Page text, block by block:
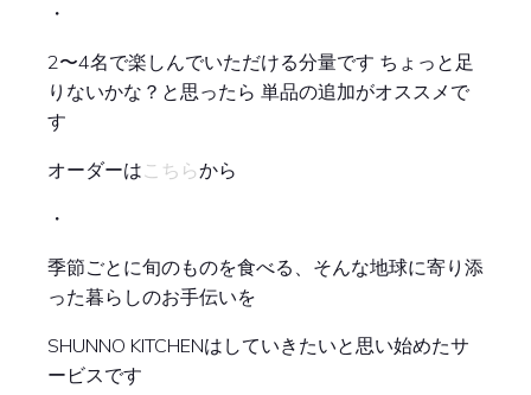
・
2〜4名で楽しんでいただける分量です ちょっと足
りないかな？と思ったら 単品の追加がオススメで
す
オーダーはこちらから
・
季節ごとに旬のものを食べる、そんな地球に寄り添
った暮らしのお手伝いを
SHUNNO KITCHENはしていきたいと思い始めたサ
ービスです